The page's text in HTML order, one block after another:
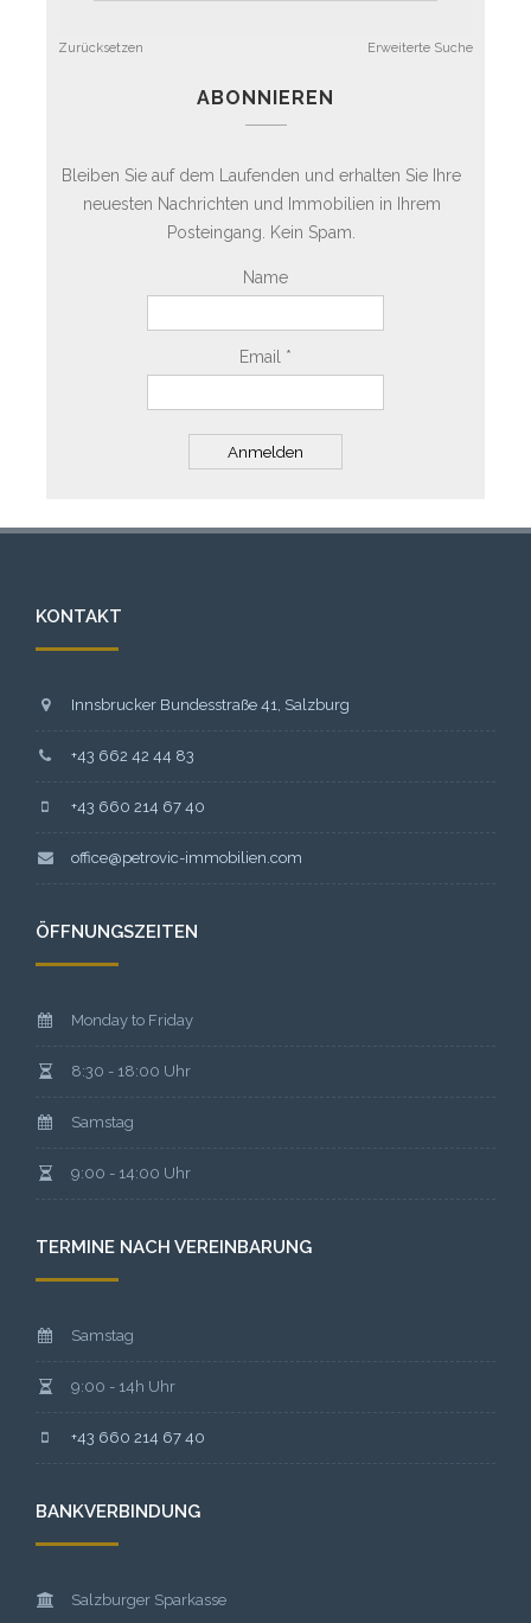
Erweiterte Suche
Zurücksetzen
ABONNIEREN
Bleiben Sie auf dem Laufenden und erhalten Sie Ihre
neuesten Nachrichten und Immobilien in Ihrem
Posteingang. Kein Spam.
Name
Email *
KONTAKT
Innsbrucker Bundesstraße 41, Salzburg
+43 662 42 44 83
+43 660 214 67 40
office@petrovic-immobilien.com
ÖFFNUNGSZEITEN
Monday to Friday
8:30 - 18:00 Uhr
Samstag
9:00 - 14:00 Uhr
TERMINE NACH VEREINBARUNG
Samstag
9:00 - 14h Uhr
+43 660 214 67 40
BANKVERBINDUNG
Salzburger Sparkasse